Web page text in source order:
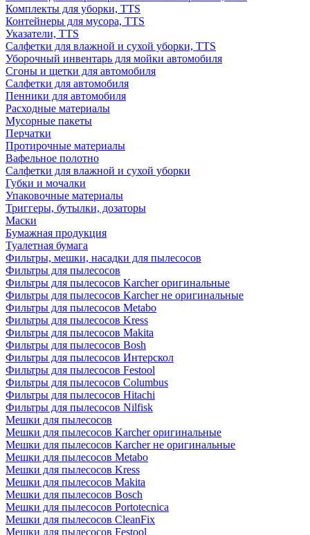
Комплекты для уборки, TTS
Контейнеры для мусора, TTS
Указатели, TTS
Салфетки для влажной и сухой уборки, TTS
Уборочный инвентарь для мойки автомобиля
Сгоны и щетки для автомобиля
Салфетки для автомобиля
Пенники для автомобиля
Расходные материалы
Мусорные пакеты
Перчатки
Протирочные материалы
Вафельное полотно
Салфетки для влажной и сухой уборки
Губки и мочалки
Упаковочные материалы
Триггеры, бутылки, дозаторы
Маски
Бумажная продукция
Туалетная бумага
Фильтры, мешки, насадки для пылесосов
Фильтры для пылесосов
Фильтры для пылесосов Karcher оригинальные
Фильтры для пылесосов Karcher не оригинальные
Фильтры для пылесосов Metabo
Фильтры для пылесосов Kress
Фильтры для пылесосов Makita
Фильтры для пылесосов Bosh
Фильтры для пылесосов Интерскол
Фильтры для пылесосов Festool
Фильтры для пылесосов Columbus
Фильтры для пылесосов Hitachi
Фильтры для пылесосов Nilfisk
Мешки для пылесосов
Мешки для пылесосов Karcher оригинальные
Мешки для пылесосов Karcher не оригинальные
Мешки для пылесосов Metabo
Мешки для пылесосов Kress
Мешки для пылесосов Makita
Мешки для пылесосов Bosch
Мешки для пылесосов Portotecnica
Мешки для пылесосов CleanFix
Мешки для пылесосов Festool